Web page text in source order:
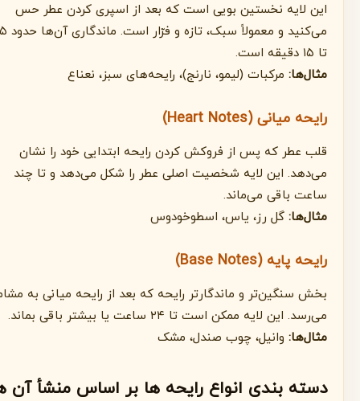
این لایه نخستین بویی است که بعد از اسپری کردن عطر حس
می‌کنید و معمولاً سبک، تازه و فرّار است. ماندگاری آن‌ها حدود ۵
مثال‌ها:مرکبات (لیمو، نارنج)، رایحه‌های سبز، نعناع
رایحه میانی (Heart Notes)
قلب عطر که پس از فروکش کردن رایحه ابتدایی خود را نشان
می‌دهد. این لایه شخصیت اصلی عطر را شکل می‌دهد و تا چند
ساعت باقی می‌ماند.
مثال‌ها:گل رز، یاس، اسطوخودوس
رایحه پایه (Base Notes)
بخش سنگین‌تر و ماندگارتر رایحه که بعد از رایحه میانی به مشام
می‌رسد. این لایه ممکن است تا ۲۴ ساعت یا بیشتر باقی بماند.
مثال‌ها:وانیل، چوب صندل، مشک
دسته بندی انواع رایحه ها بر اساس منشأ آن ها